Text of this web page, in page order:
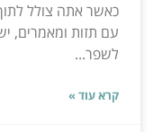
כאשר אתה צולל
עם תזות ומאמרים,
לשפר...
קרא עוד »